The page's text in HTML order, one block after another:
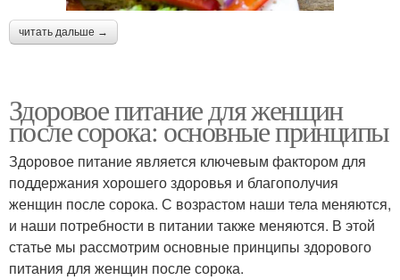
читать дальше →
Здоровое питание для женщин
после сорока: основные принципы
Здоровое питание является ключевым фактором для
поддержания хорошего здоровья и благополучия
женщин после сорока. С возрастом наши тела меняются,
и наши потребности в питании также меняются. В этой
статье мы рассмотрим основные принципы здорового
питания для женщин после сорока.